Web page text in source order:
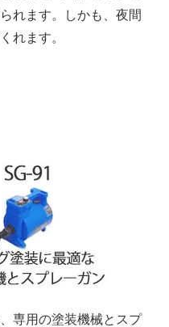
れます。しかも、夜間
れます。
専用の塗装機械とスプ